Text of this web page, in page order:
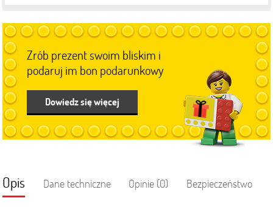
Zrób prezent swoim bliskim i
podaruj im bon podarunkowy
Dowiedz się więcej
Opis Dane techniczne Opinie (0) Bezpieczeństwo